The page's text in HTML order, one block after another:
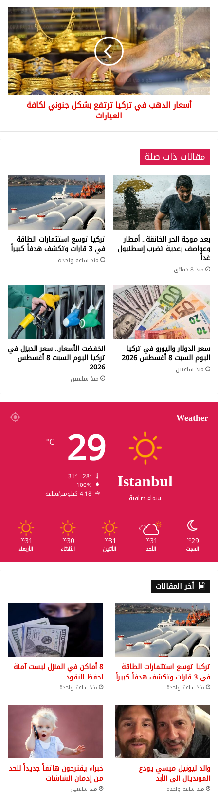
أسعار
الذهب
تركيا
ترتفع
بشكل
جنوني
لكافة
العيارات
أسعار الذهب في تركيا ترتفع بشكل جنوني لكافة
العيارات
مقالات ذات صلة
بعد موجة الحر الخانقة.. أمطار
وعواصف رعدية تضرب إسطنبول
غداً
منذ 8 دقائق
تركيا توسع استثمارات الطاقة
في 3 قارات وتكشف هدفاً كبيراً
منذ ساعة واحدة
سعر الدولار واليورو في تركيا
اليوم السبت 8 أغسطس 2026
منذ ساعتين
انخفضت الأسعار.. سعر الديزل في
تركيا اليوم السبت 8 أغسطس
2026
منذ ساعتين
Weather
Istanbul
سماء صافية
29
℃
100%
4.18 كيلومتر/ساعة
29
℃
السبت
31
℃
الأحد
31
℃
الأثنين
30
℃
الثلاثاء
31
℃
الأربعاء
أخر المقالات
تركيا توسع استثمارات الطاقة
في 3 قارات وتكشف هدفاً كبيراً
منذ ساعة واحدة
8 أماكن في المنزل ليست آمنة
لحفظ النقود
منذ ساعة واحدة
والد ليونيل ميسي يودع
المونديال الى الأبد
منذ ساعة واحدة
خبراء يقترحون هاتفاً جديداً للحد
من إدمان الشاشات
منذ ساعتين